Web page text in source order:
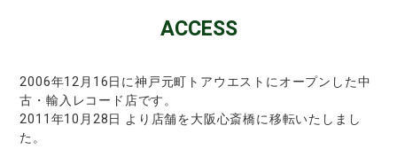
ACCESS
2006年12月16日に神戸元町トアウエストにオープンした中
古・輸入レコード店です。
2011年10月28日 より店舗を大阪心斎橋に移転いたしまし
た。